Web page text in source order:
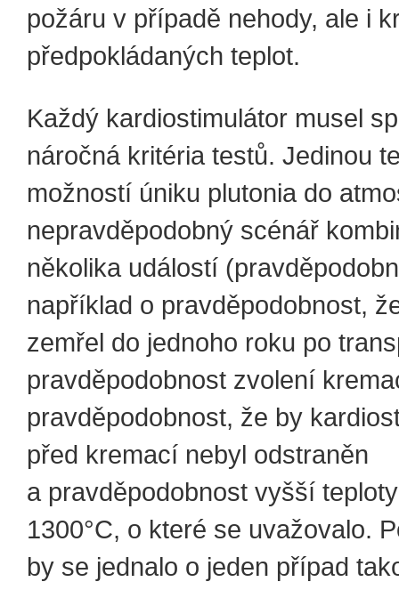
požáru v případě nehody, ale i
předpokládaných teplot.
Každý kardiostimulátor musel
náročná kritéria testů. Jedinou
možností úniku plutonia do
nepravděpodobný scénář
několika událostí
například o pravděpodobnost,
zemřel do jednoho roku po
pravděpodobnost zvolení
pravděpodobnost, že by
před kremací nebyl odstraněn
a pravděpodobnost vyšší
1300°C, o které se uvažovalo.
by se jednalo o jeden případ